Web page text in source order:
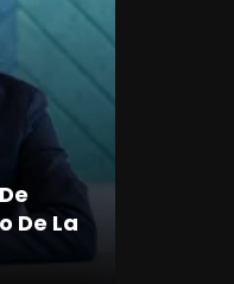
De La